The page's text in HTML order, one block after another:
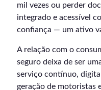
mil vezes ou perder
integrado e acessível
confiança — um ativo
A relação com o
seguro deixa de ser
serviço contínuo,
geração de motoristas